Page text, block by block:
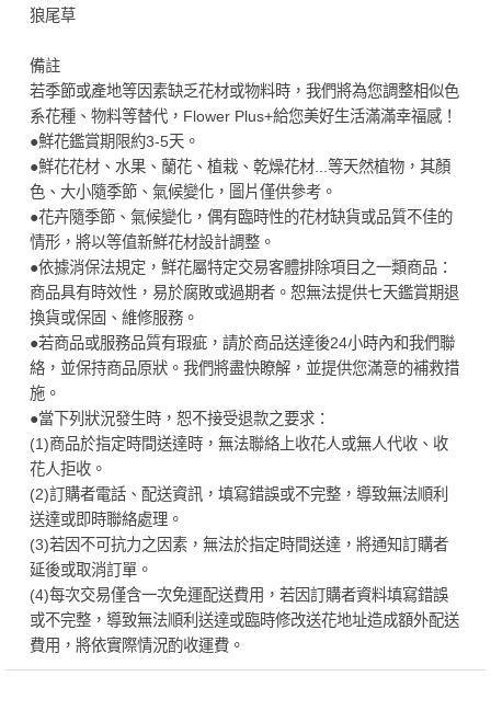
狼尾草
備註
若季節或產地等因素缺乏花材或物料時，我們將為您調整相似色
系花種、物料等替代，Flower Plus+給您美好生活滿滿幸福感！
●鮮花鑑賞期限約3-5天。
●鮮花花材、水果、蘭花、植栽、乾燥花材...等天然植物，其顏
色、大小隨季節、氣候變化，圖片僅供參考。
●花卉隨季節、氣候變化，偶有臨時性的花材缺貨或品質不佳的
情形，將以等值新鮮花材設計調整。
●依據消保法規定，鮮花屬特定交易客體排除項目之一類商品：
商品具有時效性，易於腐敗或過期者。恕無法提供七天鑑賞期退
換貨或保固、維修服務。
●若商品或服務品質有瑕疵，請於商品送達後24小時內和我們聯
絡，並保持商品原狀。我們將盡快瞭解，並提供您滿意的補救措
施。
●當下列狀況發生時，恕不接受退款之要求：
(1)商品於指定時間送達時，無法聯絡上收花人或無人代收、收
花人拒收。
(2)訂購者電話、配送資訊，填寫錯誤或不完整，導致無法順利
送達或即時聯絡處理。
(3)若因不可抗力之因素，無法於指定時間送達，將通知訂購者
延後或取消訂單。
(4)每次交易僅含一次免運配送費用，若因訂購者資料填寫錯誤
或不完整，導致無法順利送達或臨時修改送花地址造成額外配送
費用，將依實際情況酌收運費。